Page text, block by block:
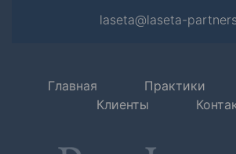
laseta@laseta-
Главная Практики
Клиенты